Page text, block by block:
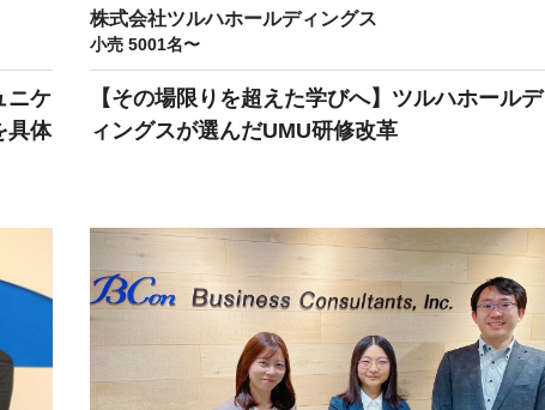
や営業トレーニングといっ
要なビジネスプレゼンに最適
PPTスピーチ練習
個別フィードバックで練習
飛躍的に高め、スキルアップ
ビデオ
ャル講師の動画をワンクリ
作成。企業研修やマニュアル
ニケ
具体
株式会社ツルハホールディングス
小売 5001名〜
【その場限りを超えた学びへ】ツルハホールデ
ィングスが選んだUMU研修改革